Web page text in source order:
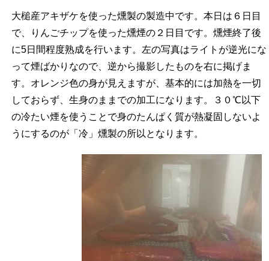
大槌産アキザケを使った燻製の製造中です。本日は６日目
で、りんごチップを使った燻煙の２日目です。燻煙終了後
に5日間程度熟成を行います。左の写真はライトが逆光にな
って煙ばかりなので、逆から撮影したものを右に掲げま
す。オレンジ色の身が見えますが、基本的には加熱を一切
しておらず、生身のままでの加工になります。３０℃以下
の冷たい煙を使うことで身のたんぱく質が熱凝固しないよ
うにするのが「冷」燻製の所以となります。